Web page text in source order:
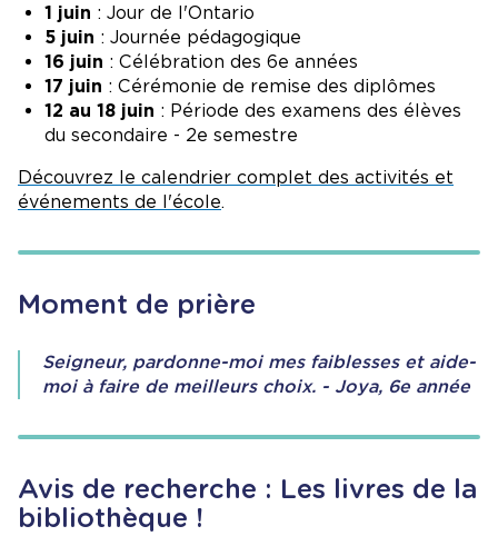
1 juin : Jour de l'Ontario
5 juin : Journée pédagogique
16 juin : Célébration des 6e années
17 juin : Cérémonie de remise des diplômes
12 au 18 juin : Période des examens des élèves
du secondaire - 2e semestre
Découvrez le calendrier complet des activités et
événements de l'école.
Moment de prière
Seigneur, pardonne-moi mes faiblesses et aide-
moi à faire de meilleurs choix. - Joya, 6e année
Avis de recherche : Les livres de la
bibliothèque !